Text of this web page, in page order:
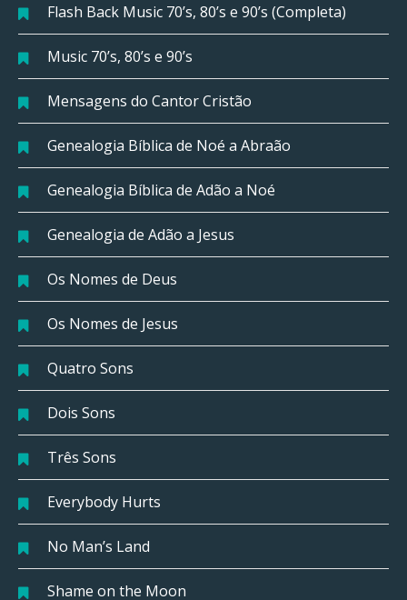
Flash Back Music 70’s, 80’s e 90’s (Completa)
Music 70’s, 80’s e 90’s
Mensagens do Cantor Cristão
Genealogia Bíblica de Noé a Abraão
Genealogia Bíblica de Adão a Noé
Genealogia de Adão a Jesus
Os Nomes de Deus
Os Nomes de Jesus
Quatro Sons
Dois Sons
Três Sons
Everybody Hurts
No Man’s Land
Shame on the Moon